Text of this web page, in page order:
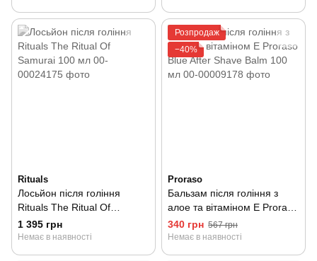
Rituals
Лосьйон після гоління
Rituals The Ritual Of
Samurai 100 мл
1 395 грн
Немає в наявності
Розпродаж
−40%
Proraso
Бальзам після гоління з
алое та вітаміном Е Proraso
Blue After Shave Balm 100
мл
340 грн 567 грн
Немає в наявності